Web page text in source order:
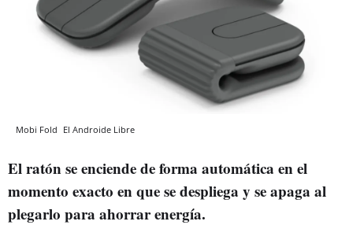
Mobi Fold El Androide Libre
El ratón se enciende de forma automática en el
momento exacto en que se despliega y se apaga al
plegarlo para ahorrar energía.